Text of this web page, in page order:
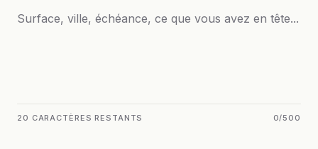
20 CARACTÈRES RESTANTS 0/500